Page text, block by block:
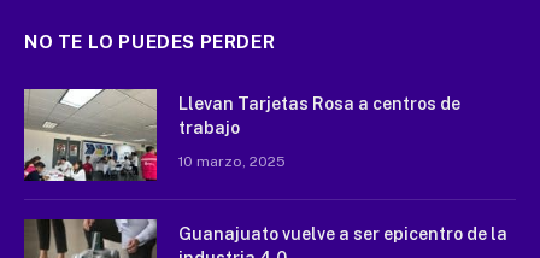
NO TE LO PUEDES PERDER
Llevan Tarjetas Rosa a centros de
trabajo
10 marzo, 2025
Guanajuato vuelve a ser epicentro de la